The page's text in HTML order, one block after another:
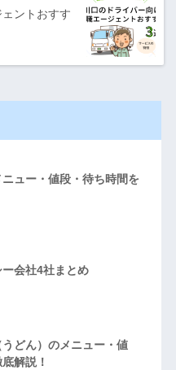
ントおすす
ュー・値段・待ち時間を
会社4社まとめ
どん）のメニュー・値
解説！